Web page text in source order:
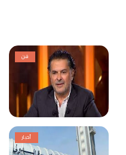
فن
أخبار